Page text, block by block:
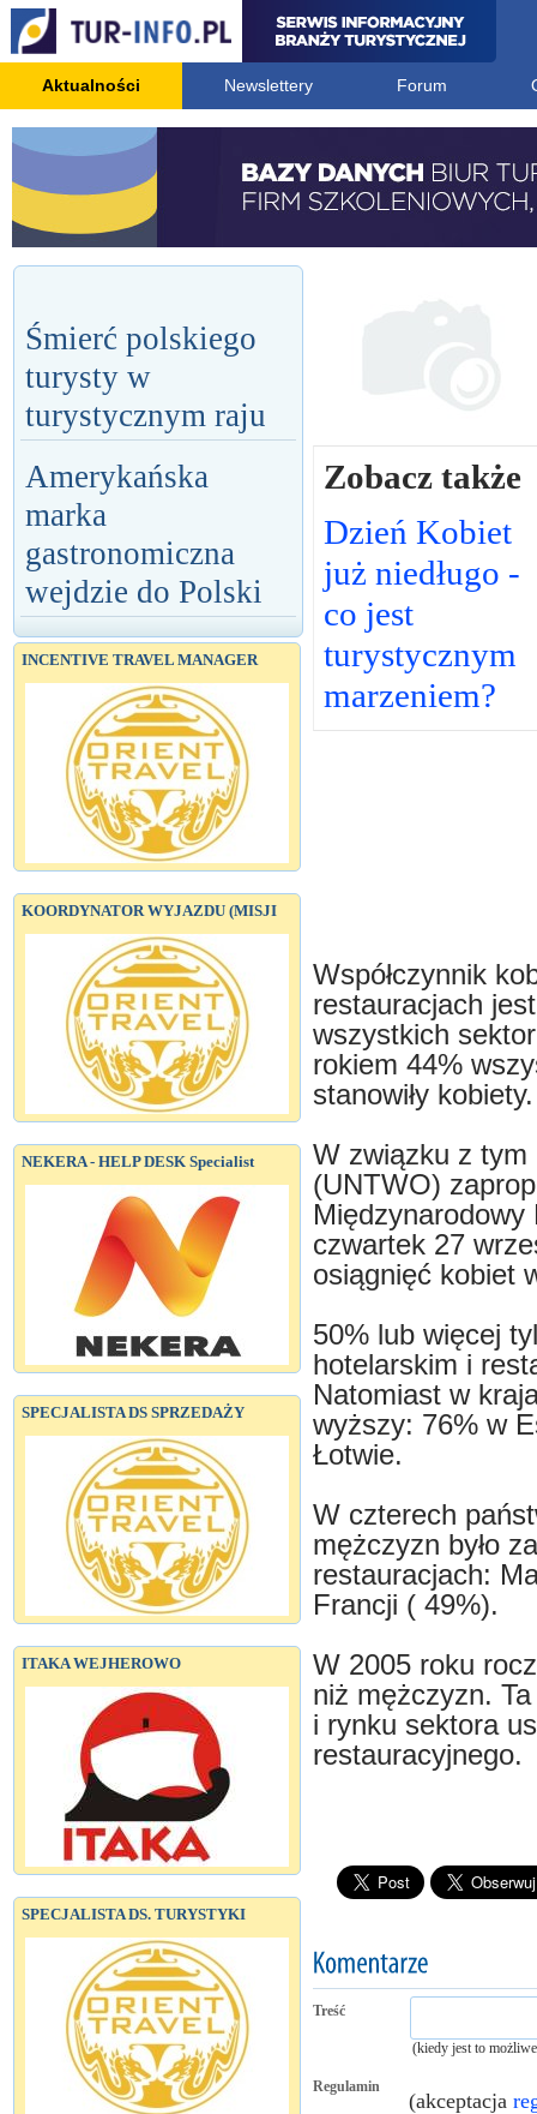
Aktualności Newslettery Forum
Śmierć polskiego
turysty w
turystycznym raju
Amerykańska
marka
gastronomiczna
wejdzie do Polski
INCENTIVE TRAVEL MANAGER
KOORDYNATOR WYJAZDU (MISJI
NEKERA - HELP DESK Specialist
SPECJALISTA DS SPRZEDAŻY
ITAKA WEJHEROWO
SPECJALISTA DS. TURYSTYKI
Zobacz także
Dzień Kobiet
już niedługo -
co jest
turystycznym
marzeniem?
Współczynnik
restauracjach
wszystkich
rokiem 44%
stanowiły kobiety.
W związku z tym
(UNTWO)
Międzynarodowy
czwartek 27
osiągnięć kobiet
50% lub więcej
hotelarskim i
Natomiast w
wyższy: 76% w
Łotwie.
W czterech
mężczyzn było
restauracjach:
Francji ( 49%).
W 2005 roku
niż mężczyzn.
i rynku sektora
restauracyjnego.
Treść
(kiedy jest to
Regulamin
(akceptacja